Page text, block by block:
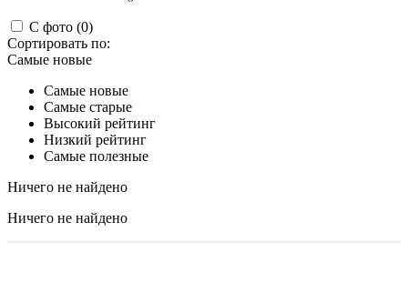
С фото (0)
Сортировать по:
Самые новые
Самые новые
Самые старые
Высокий рейтинг
Низкий рейтинг
Самые полезные
Ничего не найдено
Ничего не найдено